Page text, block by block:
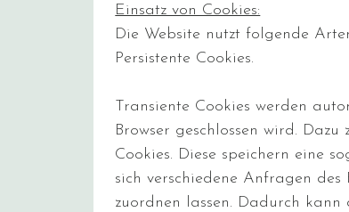
Einsatz von Cookies:
Die Website nutzt folgende
Persistente Cookies.
Transiente Cookies werden
Browser geschlossen wird.
Cookies. Diese speichern eine
sich verschiedene Anfragen des
zuordnen lassen. Dadurch